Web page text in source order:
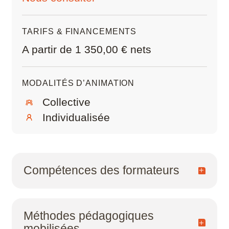
Scribus
SolidWorks
Tekla Structures
Unreal Engine
ZwCAD
TARIFS & FINANCEMENTS
A partir de 1 350,00 € nets
MODALITÉS D’ANIMATION
Collective
Individualisée
Compétences des formateurs
expérimentés dans le domaine de l’industrie
Méthodes pédagogiques